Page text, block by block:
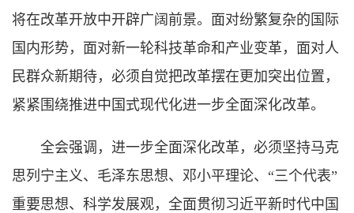
将在改革开放中开辟广阔前景。面对纷繁复杂的国际
国内形势，面对新一轮科技革命和产业变革，面对人
民群众新期待，必须自觉把改革摆在更加突出位置，
紧紧围绕推进中国式现代化进一步全面深化改革。
全会强调，进一步全面深化改革，必须坚持马克
思列宁主义、毛泽东思想、邓小平理论、“三个代表”
重要思想、科学发展观，全面贯彻习近平新时代中国